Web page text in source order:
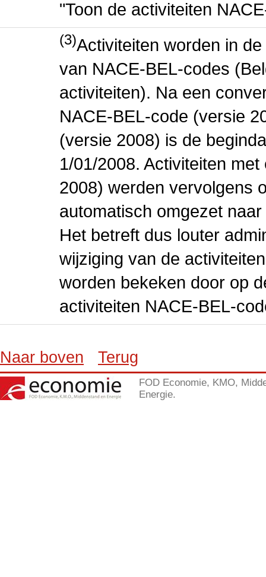
"Toon de activiteiten
(3)Activiteiten worden in
van NACE-BEL-codes
activiteiten). Na een
NACE-BEL-code (versie
(versie 2008) is de
1/01/2008. Activiteiten
2008) werden vervolgens
automatisch omgezet
Het betreft dus louter
wijziging van de
worden bekeken door op
activiteiten NACE-BEL-
Naar boven Terug
FOD Economie, KMO,
Energie.